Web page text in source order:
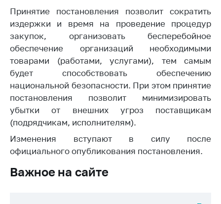
цен на товары
Сообщить о росте
цен на лекарства и
медицинские
изделия
Контакты
Адрес и режим
работы
Приемная
Министра
Горячая линия
Пресс-служба
Принятие постановления позволит сократить
издержки и время на проведение процедур
закупок, организовать бесперебойное
обеспечение организаций необходимыми
товарами (работами, услугами), тем самым
будет способствовать обеспечению
национальной безопасности. При этом принятие
постановления позволит минимизировать
убытки от внешних угроз поставщикам
(подрядчикам, исполнителям).
Изменения вступают в силу после
официального опубликования постановления.
Важное на сайте